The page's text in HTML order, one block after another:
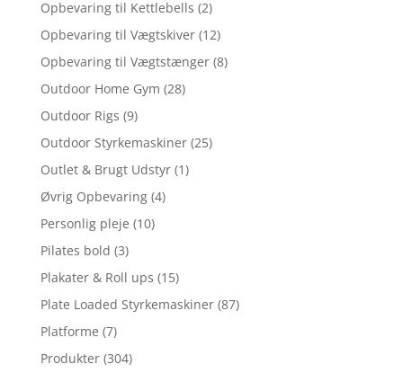
Opbevaring til Kettlebells (2)
Opbevaring til Vægtskiver (12)
Opbevaring til Vægtstænger (8)
Outdoor Home Gym (28)
Outdoor Rigs (9)
Outdoor Styrkemaskiner (25)
Outlet & Brugt Udstyr (1)
Øvrig Opbevaring (4)
Personlig pleje (10)
Pilates bold (3)
Plakater & Roll ups (15)
Plate Loaded Styrkemaskiner (87)
Platforme (7)
Produkter (304)